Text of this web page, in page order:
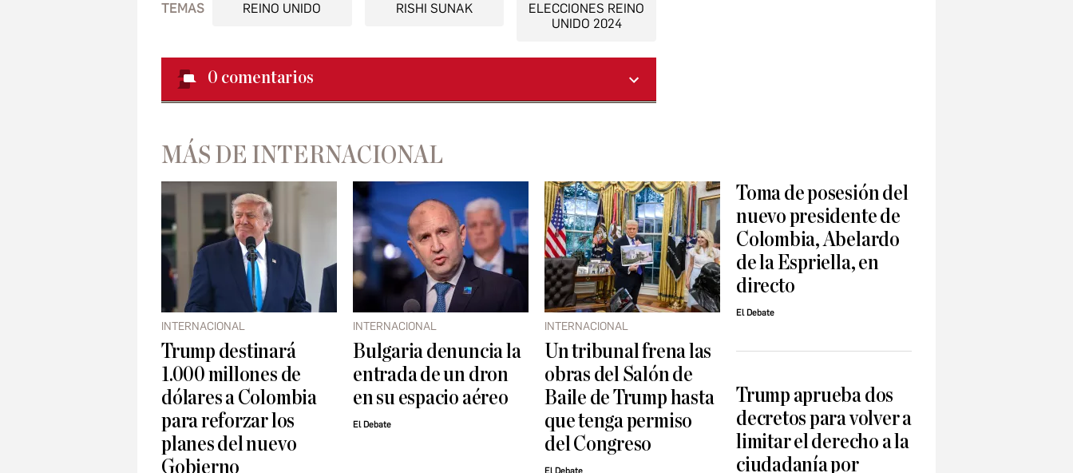
TEMAS REINO UNIDO RISHI SUNAK
ELECCIONES REINO
UNIDO 2024
0 comentarios
MÁS DE INTERNACIONAL
INTERNACIONAL
Trump destinará
1.000 millones de
dólares a Colombia
para reforzar los
planes del nuevo
Gobierno
INTERNACIONAL
Bulgaria denuncia la
entrada de un dron
en su espacio aéreo
El Debate
INTERNACIONAL
Un tribunal frena las
obras del Salón de
Baile de Trump hasta
que tenga permiso
del Congreso
Toma de posesión del
nuevo presidente de
Colombia, Abelardo
de la Espriella, en
directo
El Debate
Trump aprueba dos
decretos para volver a
limitar el derecho a la
ciudadanía por